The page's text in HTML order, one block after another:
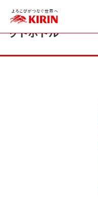
小岩井 無添加野菜
ットボトル